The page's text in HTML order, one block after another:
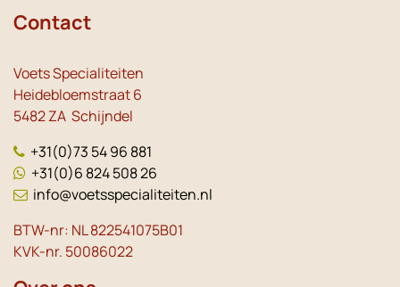
Contact
Voets Specialiteiten
Heidebloemstraat 6
5482 ZA Schijndel
+31(0)73 54 96 881
+31(0)6 824 508 26
info@voetsspecialiteiten.nl
BTW-nr: NL 822541075B01
KVK-nr. 50086022